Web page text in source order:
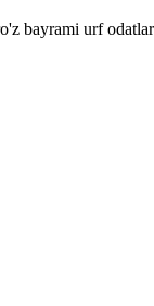
bayrami urf